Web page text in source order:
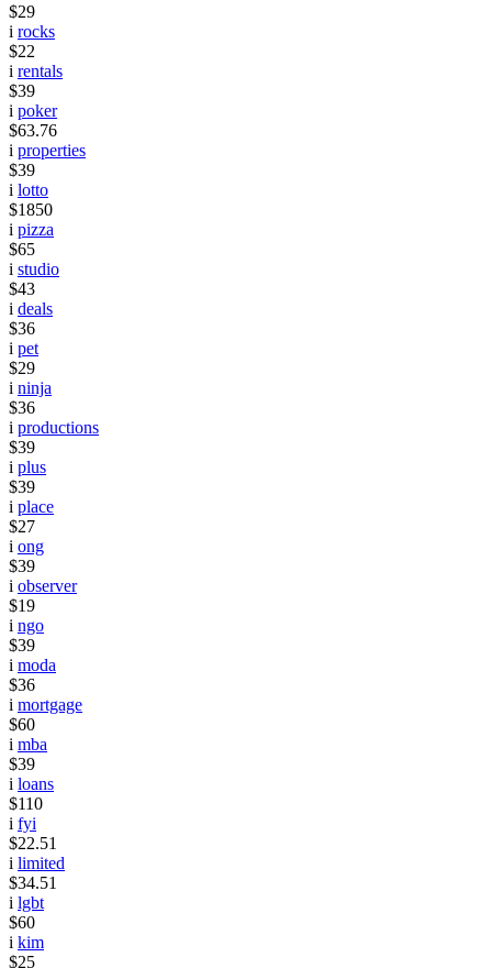
$29
i rocks
$22
i rentals
$39
i poker
$63.76
i properties
$39
i lotto
$1850
i pizza
$65
i studio
$43
i deals
$36
i pet
$29
i ninja
$36
i productions
$39
i plus
$39
i place
$27
i ong
$39
i observer
$19
i ngo
$39
i moda
$36
i mortgage
$60
i mba
$39
i loans
$110
i fyi
$22.51
i limited
$34.51
i lgbt
$60
i kim
$25